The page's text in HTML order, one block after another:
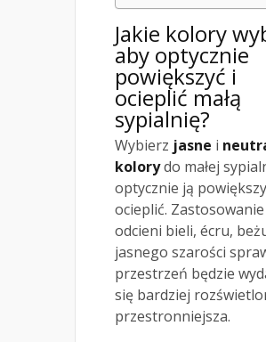
Jakie kolory
aby optycznie
powiększyć i
ocieplić małą
sypialnię?
Wybierz jasne i
kolorydo małej
optycznie ją
ocieplić. Zastosowanie
odcieni bieli, écru,
jasnego szarości
przestrzeń będzie
się bardziej
przestronniejsza.